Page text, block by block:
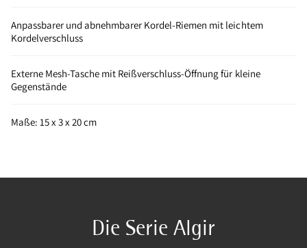
Anpassbarer und abnehmbarer Kordel-Riemen mit leichtem
Kordelverschluss
Externe Mesh-Tasche mit Reißverschluss-Öffnung für kleine
Gegenstände
Maße: 15 x 3 x 20 cm
Die Serie Algir